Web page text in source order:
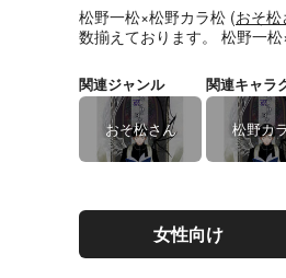
松野一松×松野カラ松 (おそ松
数揃えております。 松野一
関連ジャンル
おそ松さん
関連キャラ
松野カ
女性向け